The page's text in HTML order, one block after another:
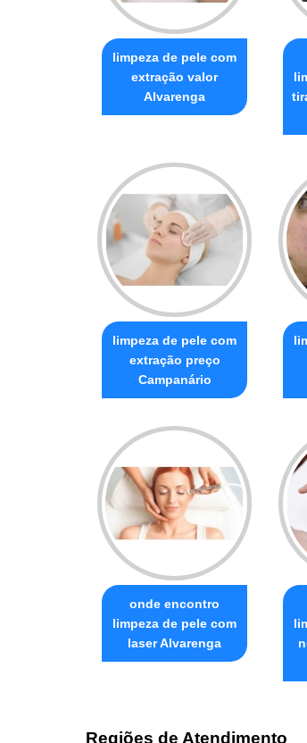
limpeza de pele com
extração valor
Alvarenga
limpeza de pele com
extração preço
Campanário
onde encontro
limpeza de pele com
laser Alvarenga
Regiões de Atendimento